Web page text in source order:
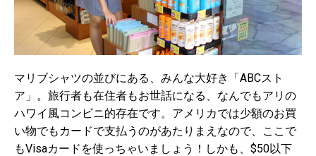
マリブシャツの並びにある、みんな大好き「ABCスト
ア」。旅行者も在住者もお世話になる、なんでもアリの
ハワイ風コンビニ的存在です。アメリカでは少額のお買
い物でもカードで支払うのがあたりまえなので、ここで
もVisaカードを使っちゃいましょう！しかも、$50以下